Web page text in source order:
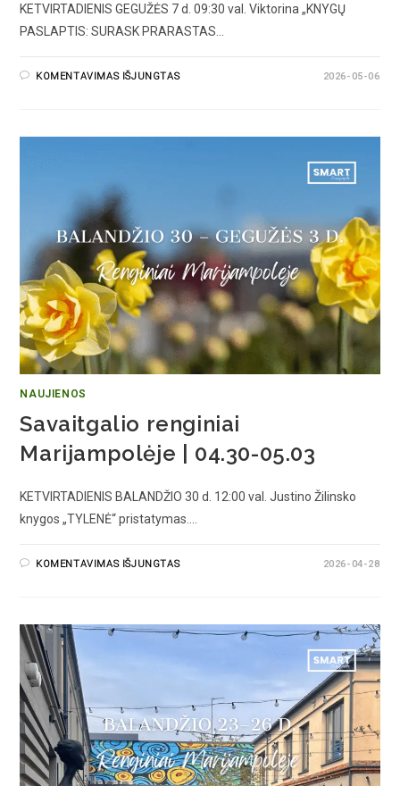
KETVIRTADIENIS GEGUŽĖS 7 d. 09:30 val. Viktorina „KNYGŲ
PASLAPTIS: SURASK PRARASTAS…
KOMENTAVIMAS IŠJUNGTAS 2026-05-06
NAUJIENOS
Savaitgalio renginiai
Marijampolėje | 04.30-05.03
KETVIRTADIENIS BALANDŽIO 30 d. 12:00 val. Justino Žilinsko
knygos „TYLENĖ“ pristatymas.…
KOMENTAVIMAS IŠJUNGTAS 2026-04-28